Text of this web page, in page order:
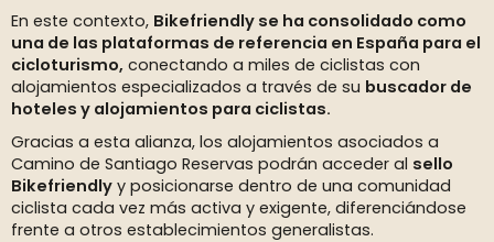
En este contexto, Bikefriendly se ha consolidado como
una de las plataformas de referencia en España para el
cicloturismo, conectando a miles de ciclistas con
alojamientos especializados a través de su buscador de
hoteles y alojamientos para ciclistas.
Gracias a esta alianza, los alojamientos asociados a
Camino de Santiago Reservas podrán acceder al sello
Bikefriendly y posicionarse dentro de una comunidad
ciclista cada vez más activa y exigente, diferenciándose
frente a otros establecimientos generalistas.